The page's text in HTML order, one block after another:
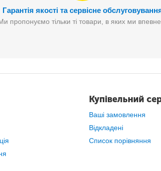
Гарантія якості та сервісне
пропонуємо тільки ті товари, в яких ми
Купівельний
Ваші замовлення
Відкладені
Список порівняння